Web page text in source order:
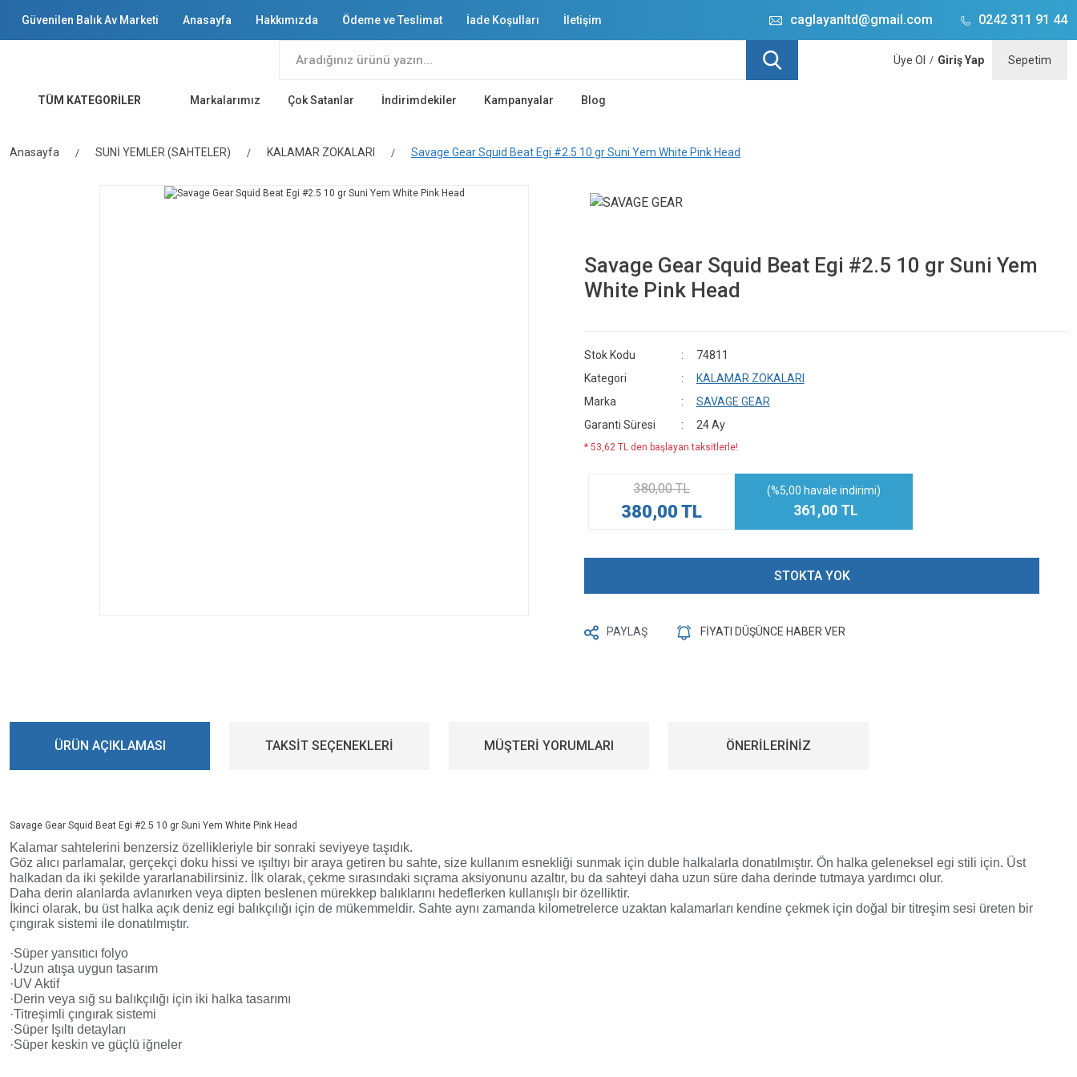
Güvenilen Balık Av Marketi Anasayfa Hakkımızda Ödeme ve Teslimat İade Koşulları İletişim caglayanltd@gmail.com 0242 311 91 44
Üye Ol / Giriş Yap Sepetim
TÜM KATEGORİLER Markalarımız Çok Satanlar İndirimdekiler Kampanyalar Blog
Anasayfa SUNİ YEMLER (SAHTELER) KALAMAR ZOKALARI Savage Gear Squid Beat Egi #2.5 10 gr Suni Yem White Pink Head
Savage Gear Squid Beat Egi #2.5 10 gr Suni Yem
White Pink Head
Stok Kodu
74811
Kategori
KALAMAR ZOKALARI
Marka
SAVAGE GEAR
Garanti Süresi
24 Ay
* 53,62 TL den başlayan taksitlerle!
380,00 TL
380,00 TL
(%5,00 havale indirimi)
361,00 TL
STOKTA YOK
PAYLAŞ FİYATI DÜŞÜNCE HABER VER
ÜRÜN AÇIKLAMASI TAKSİT SEÇENEKLERİ MÜŞTERİ YORUMLARI ÖNERİLERİNİZ
Savage Gear Squid Beat Egi #2.5 10 gr Suni Yem White Pink Head
Kalamar sahtelerini benzersiz özellikleriyle bir sonraki seviyeye taşıdık.
Göz alıcı parlamalar, gerçekçi doku hissi ve ışıltıyı bir araya getiren bu sahte, size kullanım esnekliği sunmak için duble halkalarla donatılmıştır. Ön halka geleneksel egi stili için. Üst
halkadan da iki şekilde yararlanabilirsiniz. İlk olarak, çekme sırasındaki sıçrama aksiyonunu azaltır, bu da sahteyi daha uzun süre daha derinde tutmaya yardımcı olur.
Daha derin alanlarda avlanırken veya dipten beslenen mürekkep balıklarını hedeflerken kullanışlı bir özelliktir.
İkinci olarak, bu üst halka açık deniz egi balıkçılığı için de mükemmeldir. Sahte aynı zamanda kilometrelerce uzaktan kalamarları kendine çekmek için doğal bir titreşim sesi üreten bir
çıngırak sistemi ile donatılmıştır.
·Süper yansıtıcı folyo
·Uzun atışa uygun tasarım
·UV Aktif
·Derin veya sığ su balıkçılığı için iki halka tasarımı
·Titreşimli çıngırak sistemi
·Süper Işıltı detayları
·Süper keskin ve güçlü iğneler